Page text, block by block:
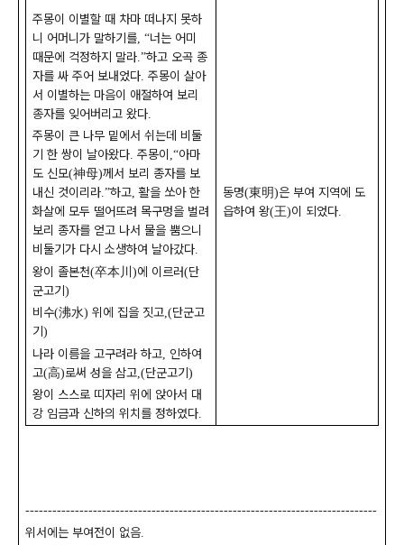
주몽이 이별할 때 차마 떠나지 못하
니 어머니가 말하기를, “너는 어미
때문에 걱정하지 말라.”하고 오곡 종
자를 싸 주어 보내었다. 주몽이 살아
서 이별하는 마음이 애절하여 보리
종자를 잊어버리고 왔다.
주몽이 큰 나무 밑에서 쉬는데 비둘
기 한 쌍이 날아왔다. 주몽이 ,“아마
도 신모(神母)께서 보리 종자를 보
내신 것이리라.”하고,활을 쏘아 한
화살에 모두 떨어뜨려 목구멍을 벌려
보리 종자를 얻고 나서 물을 뿜으니
비둘기가 다시 소생하여 날아갔다.
왕이 졸본천(卒本川)에 이르러(단
군고기)
비수(沸水) 위에 집을 짓고,(단군고
기 )
나라 이름을 고구려라 하고, 인하여
고(高)로써 성을 삼고,(단군고기)
왕이 스스로 띠자리 위에 앉아서 대
강 임금과 신하의 위치를 정하였다.
동명(東明)은 부여 지역에 도
읍하여 왕(王)이 되었다.
------------------------------------------------------------------------------
위서에는 부여전이 없음.